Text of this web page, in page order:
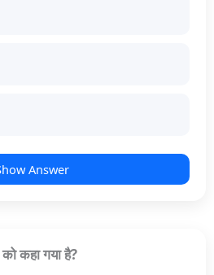
Answer
कहा गया है?